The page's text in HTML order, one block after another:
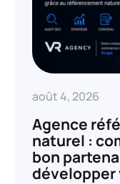
août 4, 2026
Agence
naturel :
bon